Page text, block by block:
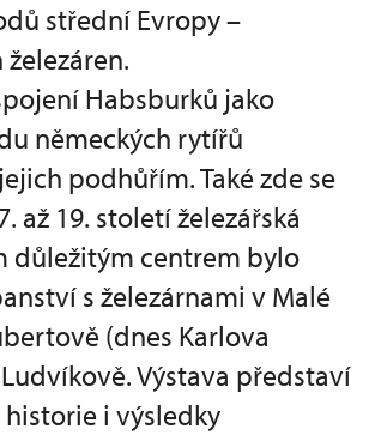
střední Evropy –
Habsburků jako
německých rytířů
podhůřím. Také zde se
až 19. století železářská
důležitým centrem bylo
s železárnami v Malé
(dnes Karlova
Výstava představí
i výsledky